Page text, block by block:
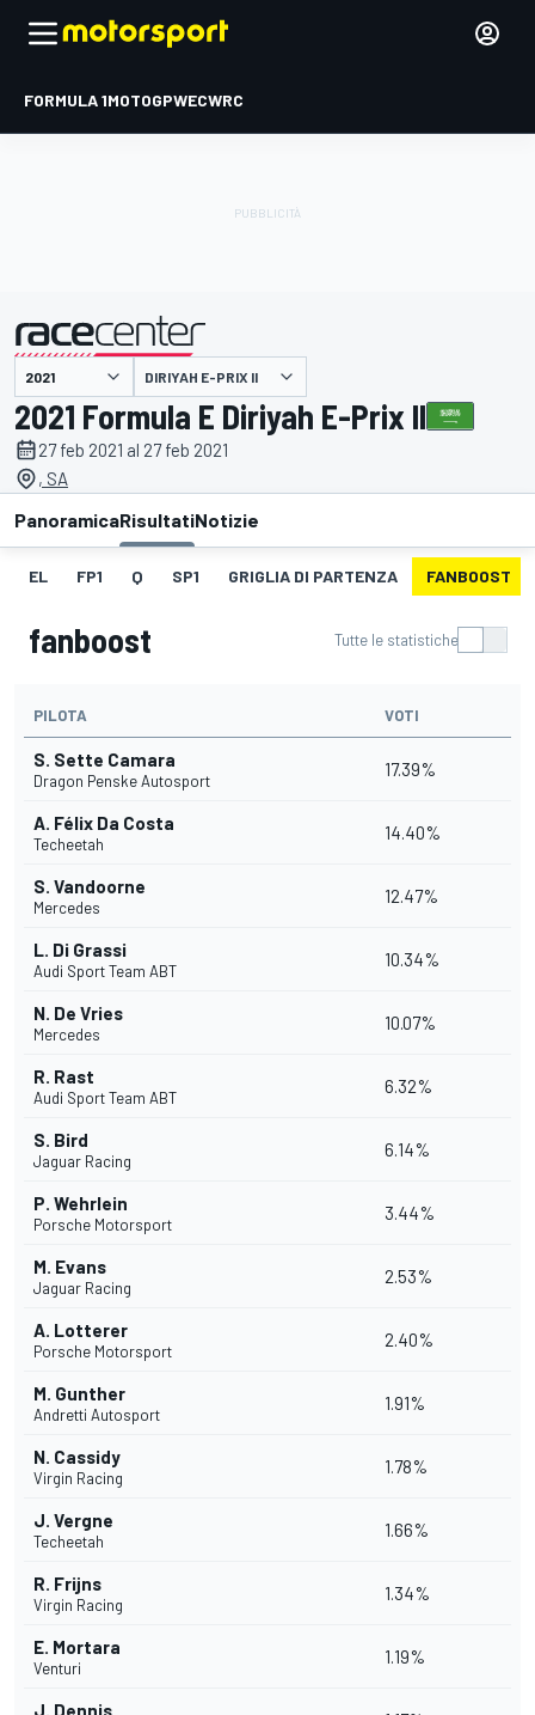
FORMULA 1MOTOGPWECWRC
presentato da DIRIYAH E-PRIX II
2021 Formula E Diriyah E-Prix II
27 feb 2021 al 27 feb 2021
, SA
PanoramicaRisultatiNotizie
EL FP1 Q SP1 GRIGLIA DI PARTENZA FANBOOST
fanboost Tutte le statistiche
PILOTA VOTI
S. Sette Camara
Dragon Penske Autosport
17.39%
A. Félix Da Costa
Techeetah
14.40%
S. Vandoorne
Mercedes
12.47%
L. Di Grassi
Audi Sport Team ABT
10.34%
N. De Vries
Mercedes
10.07%
R. Rast
Audi Sport Team ABT
6.32%
S. Bird
Jaguar Racing
6.14%
P. Wehrlein
Porsche Motorsport
3.44%
M. Evans
Jaguar Racing
2.53%
A. Lotterer
Porsche Motorsport
2.40%
M. Gunther
Andretti Autosport
1.91%
N. Cassidy
Virgin Racing
1.78%
J. Vergne
Techeetah
1.66%
R. Frijns
Virgin Racing
1.34%
E. Mortara
Venturi
1.19%
J. Dennis